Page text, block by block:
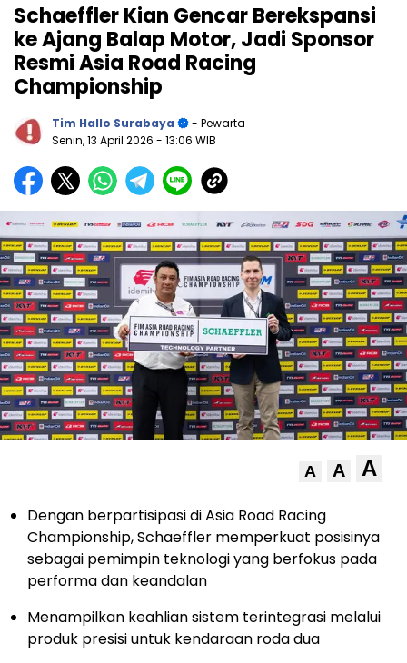
Schaeffler Kian Gencar Berekspansi
ke Ajang Balap Motor, Jadi Sponsor
Resmi Asia Road Racing
Championship
Tim Hallo Surabaya
- Pewarta
Senin, 13 April 2026 - 13:06 WIB
A A A
Dengan berpartisipasi di Asia Road Racing
Championship, Schaeffler memperkuat posisinya
sebagai pemimpin teknologi yang berfokus pada
performa dan keandalan
Menampilkan keahlian sistem terintegrasi melalui
produk presisi untuk kendaraan roda dua